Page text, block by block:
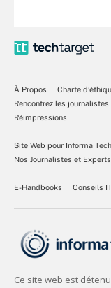
À Propos
Charte
Rencontrez les journalistes
Réimpressions
Site Web pour Informa
Nos Journalistes et Experts
E-Handbooks Conseils